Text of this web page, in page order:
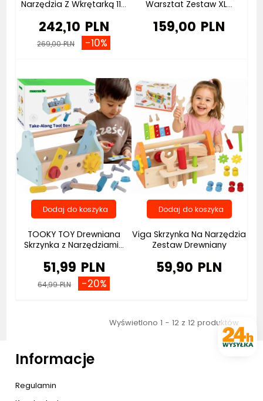
Narzędzia Z Wkrętarką 11...
242,10 PLN
269,00 PLN -10%
Warsztat Zestaw XL...
159,00 PLN
TOOKY TOY Drewniana
Skrzynka z Narzędziami...
51,99 PLN
64,99 PLN -20%
Viga Skrzynka Na Narzędzia
Zestaw Drewniany
59,90 PLN
Wyświetlono 1 - 12 z 12 produktów
Informacje
Regulamin